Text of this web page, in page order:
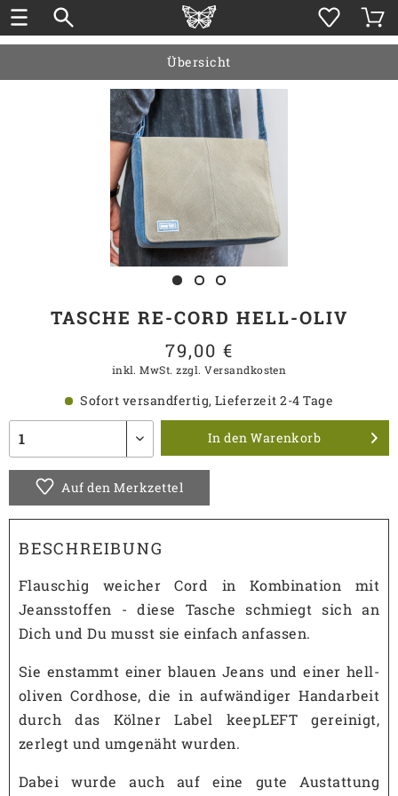
Übersicht
TASCHE RE-CORD HELL-OLIV
79,00 €
inkl. MwSt.zzgl. Versandkosten
Sofort versandfertig, Lieferzeit 2-4 Tage
In den Warenkorb
Auf den Merkzettel
BESCHREIBUNG
Flauschig weicher Cord in Kombination mit
Jeansstoffen - diese Tasche schmiegt sich an
Dich und Du musst sie einfach anfassen.
Sie enstammt einer blauen Jeans und einer hell-
oliven Cordhose, die in aufwändiger Handarbeit
durch das Kölner Label keepLEFT gereinigt,
zerlegt und umgenäht wurden.
Dabei wurde auch auf eine gute Austattung